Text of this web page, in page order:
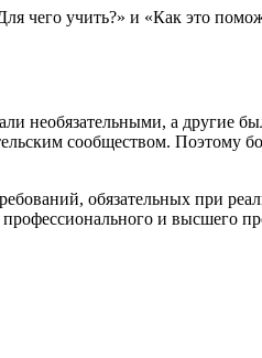
чего учить?» и «Как это
необязательными, а другие
сообществом.
обязательных при
и высшего